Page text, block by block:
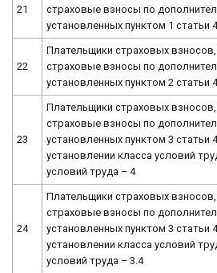
21
страховые взносы по
установленных пунктом 1 статьи
22
Плательщики страховых
страховые взносы по
установленных пунктом 2 статьи
23
Плательщики страховых
страховые взносы по
установленных пунктом 3 статьи
установлении класса условий
условий труда – 4
24
Плательщики страховых
страховые взносы по
установленных пунктом 3 статьи
установлении класса условий
условий труда – 3.4